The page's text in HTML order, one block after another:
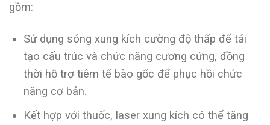
gồm:
Sử dụng sóng xung kích cường độ thấp để tái
tạo cấu trúc và chức năng cương cứng, đồng
thời hỗ trợ tiêm tế bào gốc để phục hồi chức
năng cơ bản.
Kết hợp với thuốc, laser xung kích có thể tăng